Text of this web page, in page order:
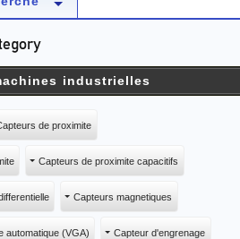
industrielles
de proximite
Capteurs de proximite capacitifs
Capteurs magnetiques
automatique (VGA) Capteur d'engrenage